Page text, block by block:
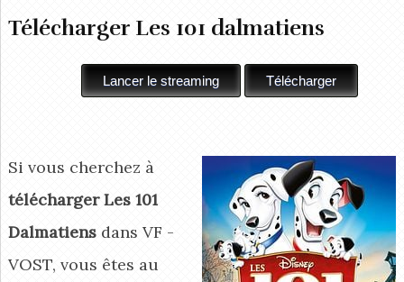
Télécharger Les 101 dalmatiens
Si vous cherchez à
télécharger Les 101
Dalmatiensdans VF -
VOST, vous êtes au